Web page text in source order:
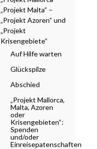
„Projekt Malta“ –
„Projekt Azoren“ und
„Projekt
Krisengebiete“
Auf Hilfe warten
Glückspilze
Abschied
„Projekt Mallorca,
Malta, Azoren
oder
Krisengebieten“:
Spenden
und/oder
Einreisepatenschaften